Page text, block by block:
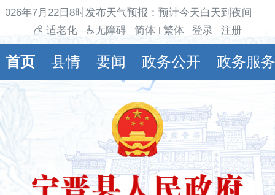
年7月22日8时发布天气预报：预计今天白天到夜间多
适老化
无障碍 简体 繁体 登录 注册
首页 县情 要闻 政务公开 政务服务